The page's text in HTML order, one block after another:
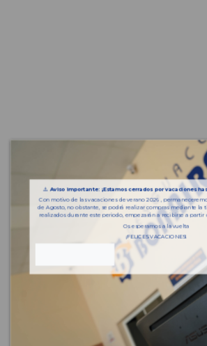
⚠️ Aviso importante: ¡Estamos cerrados por vacaciones
Con motivo de las vacaciones de verano 2026 ,
de Agosto, no obstante, se podrá realizar compras mediante la
realizados durante este periodo, empezarán a recibirse a partir
Os esperamos a la vuelta
¡FELICES VACACIONES!